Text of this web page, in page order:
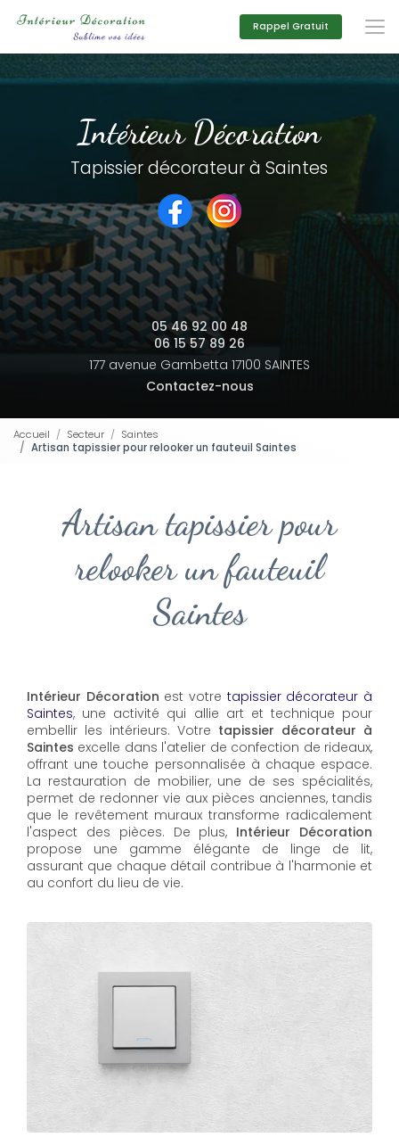
principal
Rappel Gratuit
Intérieur Décoration
Tapissier décorateur à Saintes
05 46 92 00 48
06 15 57 89 26
177 avenue Gambetta 17100 SAINTES
Contactez-nous
Accueil Secteur
Saintes
Artisan tapissier pour relooker un fauteuil Saintes
Artisan tapissier pour
relooker un fauteuil
Saintes
Intérieur Décoration est votre tapissier décorateur à
Saintes, une activité qui allie art et technique pour
embellir les intérieurs. Votre tapissier décorateur à
Saintes excelle dans l'atelier de confection de rideaux,
offrant une touche personnalisée à chaque espace.
La restauration de mobilier, une de ses spécialités,
permet de redonner vie aux pièces anciennes, tandis
que le revêtement muraux transforme radicalement
l'aspect des pièces. De plus, Intérieur Décoration
propose une gamme élégante de linge de lit,
assurant que chaque détail contribue à l'harmonie et
au confort du lieu de vie.